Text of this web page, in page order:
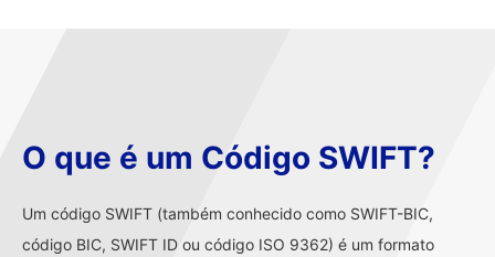
O que é um Código SWIFT?
Um código SWIFT (também conhecido como SWIFT-BIC,
código BIC, SWIFT ID ou código ISO 9362) é um formato